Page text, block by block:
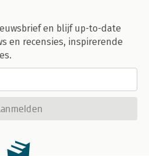
en blijf up-to-date
en recensies, inspirerende